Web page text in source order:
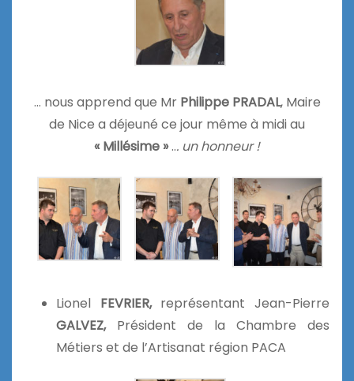
… nous apprend que Mr Philippe PRADAL, Maire
de Nice a déjeuné ce jour même à midi au
« Millésime »... un honneur !
Lionel FEVRIER,représentant Jean-Pierre
GALVEZ,Président de la Chambre des
Métiers et de l’Artisanat région PACA